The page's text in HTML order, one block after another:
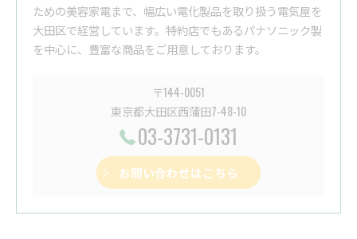
ための美容家電まで、幅広い電化製品を取り扱う電気屋を
大田区で経営しています。特約店でもあるパナソニック製
を中心に、豊富な商品をご用意しております。
〒144-0051
東京都大田区西蒲田7-48-10
03-3731-0131
お問い合わせはこちら